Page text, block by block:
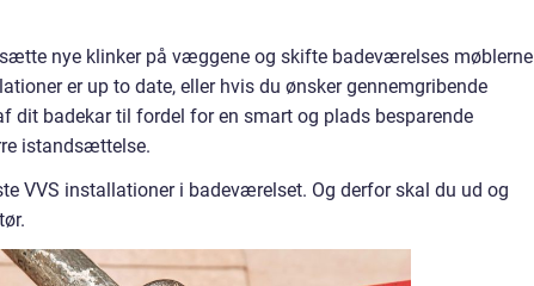
nye klinker på væggene og skifte badeværelses møblerne
er up to date, eller hvis du ønsker gennemgribende
dit badekar til fordel for en smart og plads besparende
istandsættelse.
VVS installationer i badeværelset. Og derfor skal du ud og